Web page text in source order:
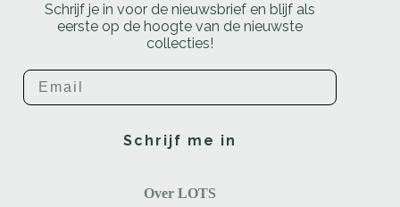
Schrijf je in voor de nieuwsbrief en blijf als
eerste op de hoogte van de nieuwste
collecties!
Email
Schrijf me in
Over LOTS